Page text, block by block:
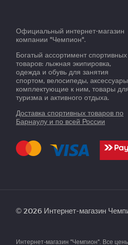
Официальный интернет-магазин
компании "Чемпион".
Богатый ассортимент спортивных
товаров: лыжная экипировка,
одежда и обувь для занятия
спортом, велосипеды,
комплектующие к ним, товары
туризма и активного отдыха.
Доставка спортивных товаров по
Барнаулу и по всей России
© 2026 Интернет-магазин
Интернет-магазин "Чемпион". Все